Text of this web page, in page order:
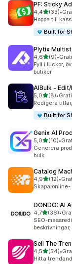
PF: Sticky
4,4av 5(33)
33 •
Hoppa till
Built for
Plytix
4,6av 5
(9)
9 recensioner
•
Fyll i luckor,
butiker
AIBulk ‑
5,0av 5
(8)
8 •
Redigera
Built for
Genix AI
5,0av 5(10)
10 •
Generera
bulk
Catalog
4,9av 5(12)
12 •
Skapa online-
DONDO: AI
4,7av 5(36)
36 •
SEO-
Sell The
4,5av 5(54)
54 •
Hitta